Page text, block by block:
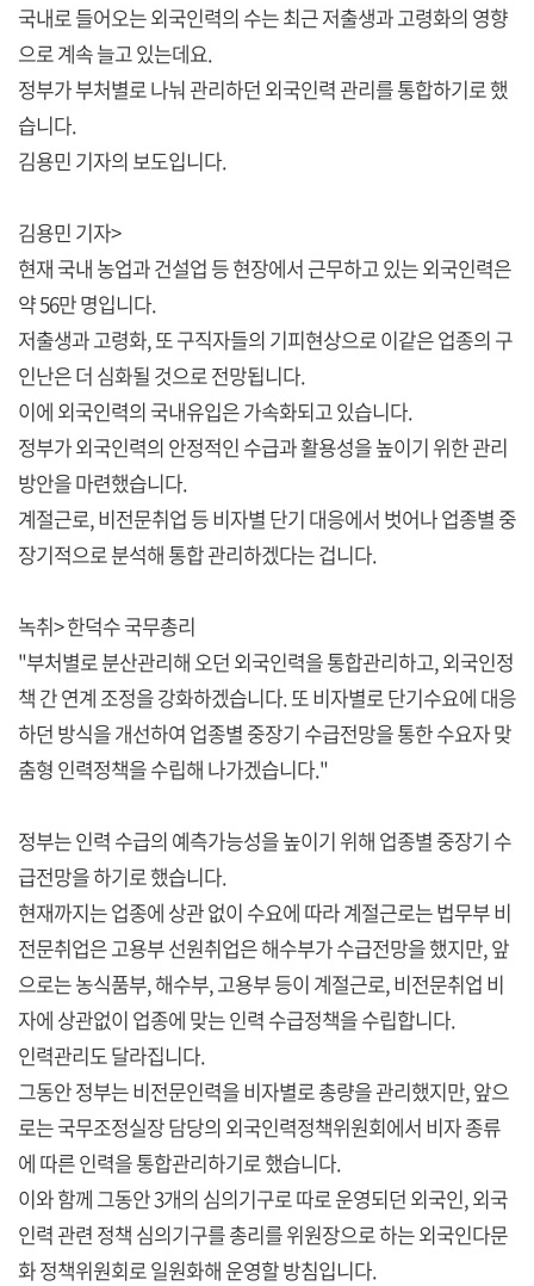
국내로 들어오는 외국인력의 수는 최근 저출생과 고령화의 영향
으로 계속 늘고 있는데요.
정부가 부처별로 나눠 관리하던 외국인력 관리를 통합하기로 했
습니다.
김용민 기자의 보도입니다.
김용민 기자>
현재 국내 농업과 건설업 등 현장에서 근무하고 있는 외국인력은
약 56만 명입니다.
저출생과 고령화, 또 구직자들의 기피현상으로 이같은 업종의 구
인난은 더 심화될 것으로 전망됩니다.
이에 외국인력의 국내유입은 가속화되고 있습니다.
정부가 외국인력의 안정적인 수급과 활용성을 높이기 위한 관리
방안을 마련했습니다.
계절근로, 비전문취업 등 비자별 단기 대응에서 벗어나 업종별 중
장기적으로 분석해 통합 관리하겠다는 겁니다.
녹취> 한덕수 국무총리
"부처별로 분산관리해 오던 외국인력을 통합관리하고, 외국인정
책 간 연계 조정을 강화하겠습니다. 또 비자별로 단기수요에 대응
하던 방식을 개선하여 업종별 중장기 수급전망을 통한 수요자 맞
춤형 인력정책을 수립해 나가겠습니다."
정부는 인력 수급의 예측가능성을 높이기 위해 업종별 중장기 수
급전망을 하기로 했습니다.
현재까지는 업종에 상관 없이 수요에 따라 계절근로는 법무부 비
전문취업은 고용부 선원취업은 해수부가 수급전망을 했지만, 앞
으로는 농식품부, 해수부, 고용부 등이 계절근로, 비전문취업 비
자에 상관없이 업종에 맞는 인력 수급정책을 수립합니다.
인력관리도 달라집니다.
그동안 정부는 비전문인력을 비자별로 총량을 관리했지만, 앞으
로는 국무조정실장 담당의 외국인력정책위원회에서 비자 종류
에 따른 인력을 통합관리하기로 했습니다.
이와 함께 그동안 3개의 심의기구로 따로 운영되던 외국인, 외국
인력 관련 정책 심의기구를 총리를 위원장으로 하는 외국인다문
화 정책위원회로 일원화해 운영할 방침입니다.